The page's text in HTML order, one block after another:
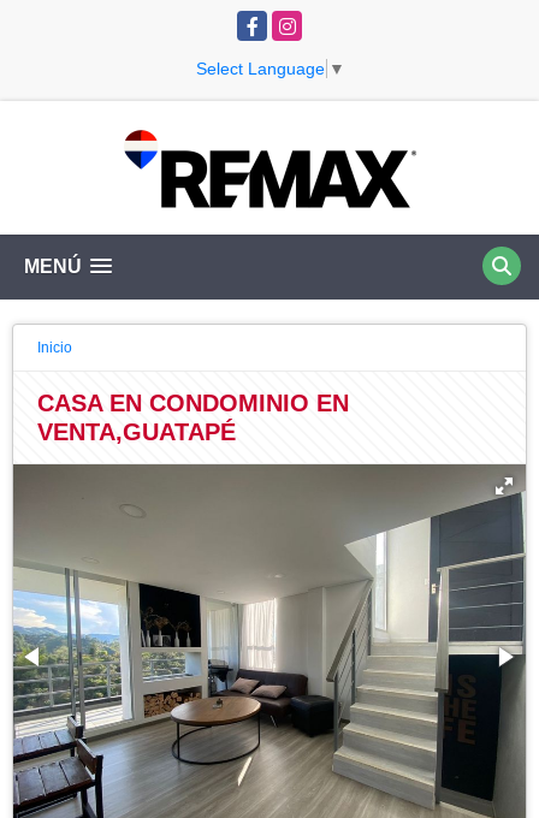
FacebookInstagram
Select Language ▼
MENÚ
Inicio
CASA EN CONDOMINIO EN
VENTA,GUATAPÉ